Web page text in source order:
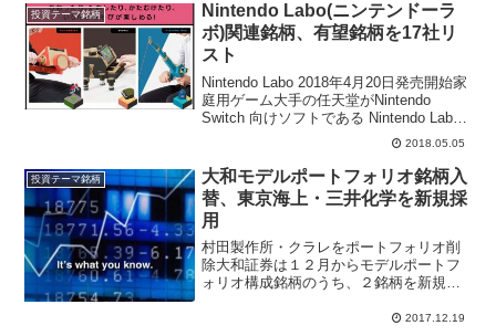
投資テーマ銘柄
Nintendo Labo(ニンテンドーラ
ボ)関連銘柄、有望銘柄を17社リ
スト
Nintendo Labo 2018年4月20日発売開始家
庭用ゲーム大手の任天堂がNintendo
Switch 向けソフトである Nintendo Labo
を2018年4月20日から発売開始した。株
式市場ではポケモンＧＯ関連銘柄、ニン
テ...
2018.05.05
投資テーマ銘柄
大和モデルポートフォリオ銘柄入
替、東京海上・三井化学を新規採
用
村田製作所・クラレをポートフォリオ削
除大和証券は１２月からモデルポートフ
ォリオ構成銘柄のうち、２銘柄を新規採
は三井化学(4183)、東海東京ホールディ
2017.12.19